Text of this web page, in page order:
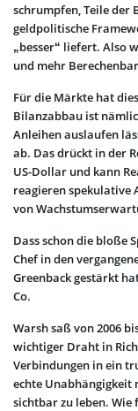
schrumpfen, Teile der
geldpolitische
„besser“ liefert. Also
und mehr
Für die Märkte hat
Bilanzabbau ist
Anleihen auslaufen
ab. Das drückt in der
US-Dollar und kann
reagieren spekulative
von
Dass schon die bloße
Chef in den
Greenback gestärkt
Co.
Warsh saß von 2006
wichtiger Draht in
Verbindungen in ein
echte Unabhängigkeit
sichtbar zu leben.